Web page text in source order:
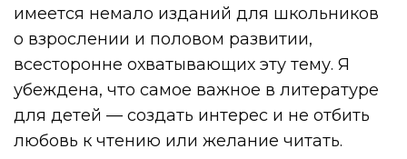
имеется немало изданий для школьников
о взрослении и половом развитии,
всесторонне охватывающих эту тему. Я
убеждена, что самое важное в литературе
для детей — создать интерес и не отбить
любовь к чтению или желание читать.